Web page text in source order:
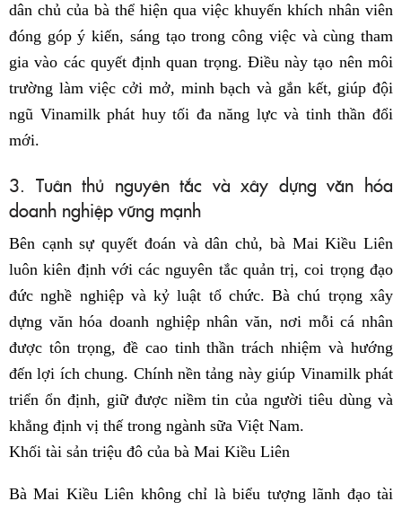
dân chủ của bà thể hiện qua việc khuyến khích nhân viên
đóng góp ý kiến, sáng tạo trong công việc và cùng tham
gia vào các quyết định quan trọng. Điều này tạo nên môi
trường làm việc cởi mở, minh bạch và gắn kết, giúp đội
ngũ Vinamilk phát huy tối đa năng lực và tinh thần đổi
mới.
3. Tuân thủ nguyên tắc và xây dựng văn hóa
doanh nghiệp vững mạnh
Bên cạnh sự quyết đoán và dân chủ, bà Mai Kiều Liên
luôn kiên định với các nguyên tắc quản trị, coi trọng đạo
đức nghề nghiệp và kỷ luật tổ chức. Bà chú trọng xây
dựng văn hóa doanh nghiệp nhân văn, nơi mỗi cá nhân
được tôn trọng, đề cao tinh thần trách nhiệm và hướng
đến lợi ích chung. Chính nền tảng này giúp Vinamilk phát
triển ổn định, giữ được niềm tin của người tiêu dùng và
khẳng định vị thế trong ngành sữa Việt Nam.
Khối tài sản triệu đô của bà Mai Kiều Liên
Bà Mai Kiều Liên không chỉ là biểu tượng lãnh đạo tài